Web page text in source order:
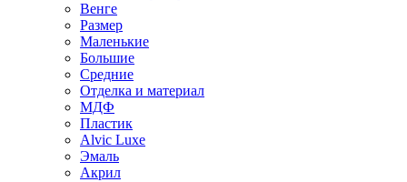
Венге
Размер
Маленькие
Большие
Средние
Отделка и материал
МДФ
Пластик
Alvic Luxe
Эмаль
Акрил